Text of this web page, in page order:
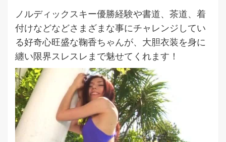
ノルディックスキー優勝経験や書道、茶道、着
付けなどなどさまざまな事にチャレンジしてい
る好奇心旺盛な鞠香ちゃんが、大胆衣装を身に
纏い限界スレスレまで魅せてくれます！